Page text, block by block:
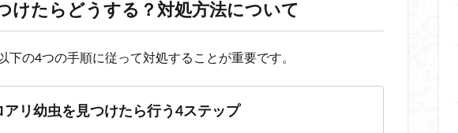
けたらどうする？対処方法について
下の4つの手順に従って対処することが重要です。
アリ幼虫を見つけたら行う4ステップ